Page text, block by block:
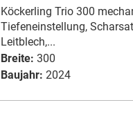
Köckerling Trio 300
Tiefeneinstellung,
Leitblech,...
Breite: 300
Baujahr: 2024